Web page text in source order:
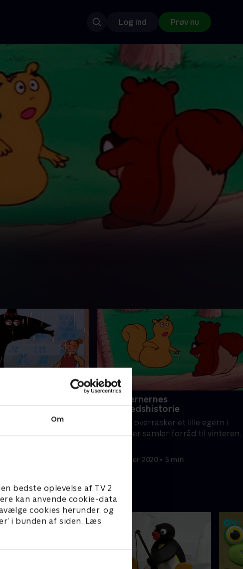
Om
bedste oplevelse af TV 2
kan anvende cookie-data
cookies herunder, og
i bunden af siden. Læs
Log ind Prøv nu
- ingen i byen har
100. Egernernes
kærlighedshistorie
Barbagul overrasker et lille egern i
skoven, der samler forråd til vinteren.
1. december 2020 • 5 min